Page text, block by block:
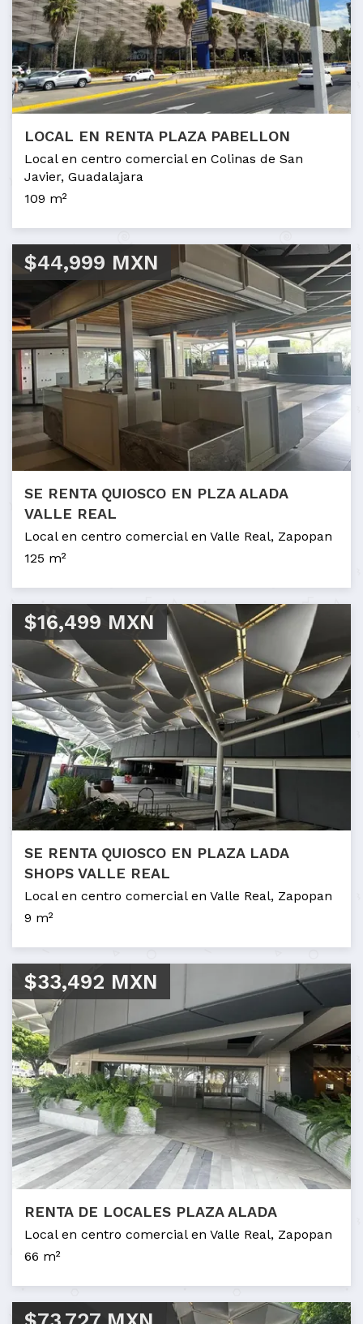
LOCAL EN RENTA PLAZA PABELLON
Local en centro comercial en Colinas de San
Javier, Guadalajara
109 m²
$44,999 MXN
SE RENTA QUIOSCO EN PLZA ALADA
VALLE REAL
Local en centro comercial en Valle Real, Zapopan
125 m²
$16,499 MXN
SE RENTA QUIOSCO EN PLAZA LADA
SHOPS VALLE REAL
Local en centro comercial en Valle Real, Zapopan
9 m²
$33,492 MXN
RENTA DE LOCALES PLAZA ALADA
Local en centro comercial en Valle Real, Zapopan
66 m²